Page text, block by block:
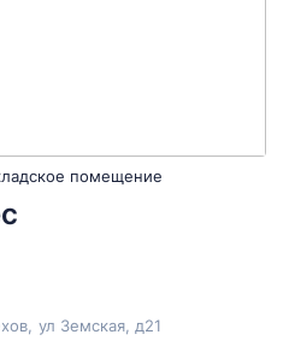
помещение
ул Земская , д21